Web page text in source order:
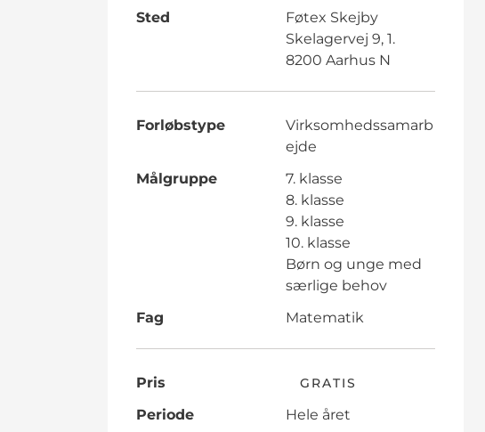
Sted
Føtex Skejby
Skelagervej 9, 1.
8200 Aarhus N
Forløbstype
Virksomhedssamarb
ejde
Målgruppe
7. klasse
8. klasse
9. klasse
10. klasse
Børn og unge med
særlige behov
Fag
Matematik
Pris GRATIS
Periode Hele året